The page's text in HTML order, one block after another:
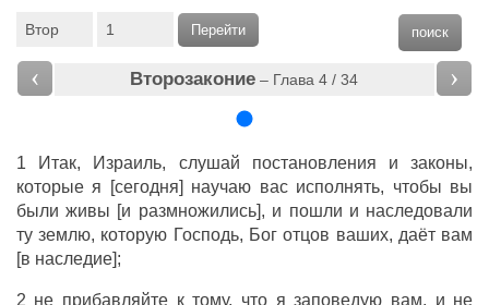
поиск
Перейти
‹ Второзаконие – Глава 4 / 34 ›
1 Итак, Израиль, слушай постановления и законы,
которые я [сегодня] научаю вас исполнять, чтобы вы
были живы [и размножились], и пошли и наследовали
ту землю, которую Господь, Бог отцов ваших, даёт вам
[в наследие];
2 не прибавляйте к тому, что я заповедую вам, и не